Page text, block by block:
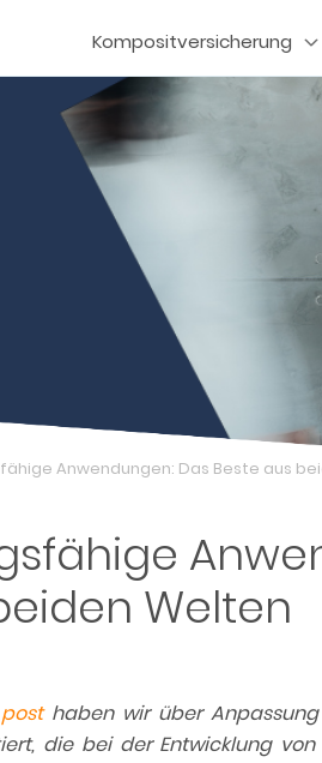
Kompositversicherung
Anwendungen: Das Beste aus
Welten
haben wir über
die bei der Entwicklung